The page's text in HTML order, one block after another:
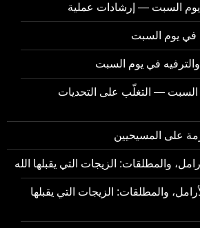
ويوم السبت — التغلّب على التحديات
والأرامل، والمطلقات: الزيجات التي يقبلها